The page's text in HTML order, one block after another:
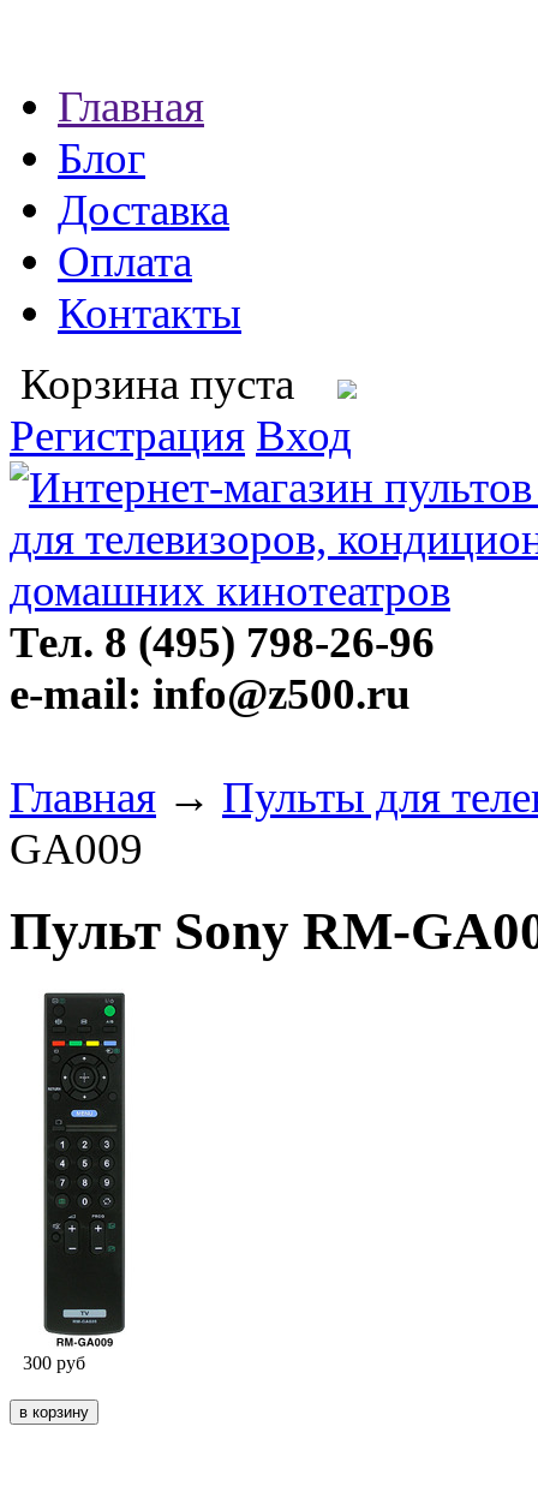
Главная
Блог
Доставка
Оплата
Контакты
Корзина пуста
Регистрация Вход
Тел. 8 (495) 798-26-96
e-mail: info@z500.ru
Главная → Пульты для
GA009
Пульт Sony RM-
300 руб